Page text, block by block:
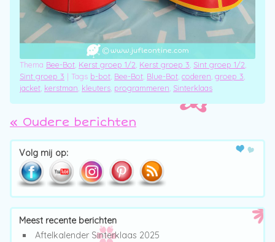
Thema Bee-Bot Kerst groep 1/2 Kerst groep 3 Sint groep 1/2
Sint groep 3 | Tags b-bot Bee-Bot Blue-Bot coderen groep 3
jacket kerstman kleuters programmeren Sinterklaas
Post navigation
« Oudere berichten
Volg mij op:
Meest recente berichten
Aftelkalender Sinterklaas 2025